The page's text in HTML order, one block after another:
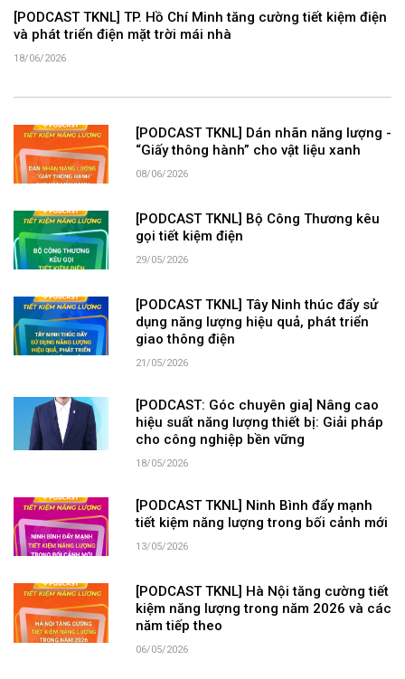
[PODCAST TKNL] TP. Hồ Chí Minh tăng cường tiết kiệm điện
và phát triển điện mặt trời mái nhà
18/06/2026
[PODCAST TKNL] Dán nhãn năng lượng -
“Giấy thông hành” cho vật liệu xanh
08/06/2026
[PODCAST TKNL] Bộ Công Thương kêu
gọi tiết kiệm điện
29/05/2026
[PODCAST TKNL] Tây Ninh thúc đẩy sử
dụng năng lượng hiệu quả, phát triển
giao thông điện
21/05/2026
[PODCAST: Góc chuyên gia] Nâng cao
hiệu suất năng lượng thiết bị: Giải pháp
cho công nghiệp bền vững
18/05/2026
[PODCAST TKNL] Ninh Bình đẩy mạnh
tiết kiệm năng lượng trong bối cảnh mới
13/05/2026
[PODCAST TKNL] Hà Nội tăng cường tiết
kiệm năng lượng trong năm 2026 và các
năm tiếp theo
06/05/2026